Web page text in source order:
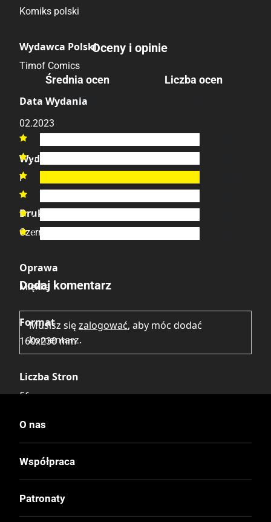
Komiks polski
Wydawca Polski
Timof Comics
Data Wydania
02.2023
Wydanie
I
Druk
Czerń / Biel
Oprawa
Miękka
Format
160x230 mm
Liczba Stron
56
Cena Okładkowa
9788367440226
Oceny i opinie
Średnia ocen
4.00/6
Liczba ocen

5


2
1
Brak opinii.
Dodaj komentarz
Musisz sięzalogować, aby móc dodać
komentarz.
O nas
Współpraca
Patronaty